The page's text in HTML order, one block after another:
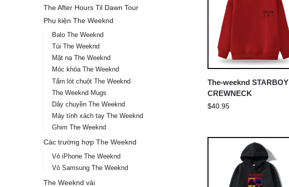
The-weeknd STARBOY
CREWNECK
$40.95
The After Hours Til Dawn Tour
Phụ kiện The Weeknd
Balo The Weeknd
Túi The Weeknd
Mặt nạ The Weeknd
Móc khóa The Weeknd
Tấm lót chuột The Weeknd
The Weeknd Mugs
Dây chuyền The Weeknd
Máy tính xách tay The Weeknd
Ghim The Weeknd
Các trường hợp The Weeknd
Vỏ iPhone The Weeknd
Vỏ Samsung The Weeknd
The Weeknd vải